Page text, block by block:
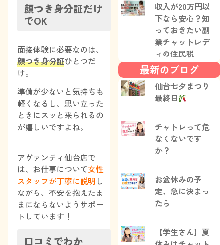
顔つき身分証だけ
でOK
面接体験に必要なのは、
顔つき身分証ひとつだ
け。
準備が少ないと気持ちも
軽くなるし、思い立った
ときにスッと来られるの
が嬉しいですよね。
アヴァンティ仙台店で
は、お仕事について女性
スタッフが丁寧に説明 し
ながら、不安を抱えたま
まにならないようサポー
トしています！
口コミでわか
収入が20万円以
下なら安心？知
っておきたい副
業チャットレデ
ィの住民税
最新のブログ
仙台七夕まつり
最終日
チャトレって危
なくないです
か？
お盆休みの予
定、急に決まっ
たら
【学生さん】夏